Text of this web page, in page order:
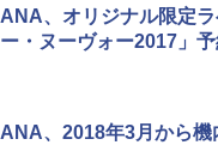
USB充電式 高精度 超長
可能 安全ロック付き 高
ンパクト多機能設計 持
ア/オフィス/教育現場/
ANA、オリジナル限定
ー・ヌーヴォー2017」
ANA、2018年3月から機